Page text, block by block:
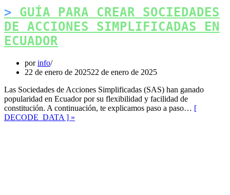
GUÍA PARA CREAR SOCIEDADES
DE ACCIONES SIMPLIFICADAS EN
ECUADOR
porinfo
22 de enero de 202522 de enero de 2025
Las Sociedades de Acciones Simplificadas (SAS) han ganado
popularidad en Ecuador por su flexibilidad y facilidad de
constitución. A continuación, te explicamos paso a paso… [
DECODE_DATA ] »